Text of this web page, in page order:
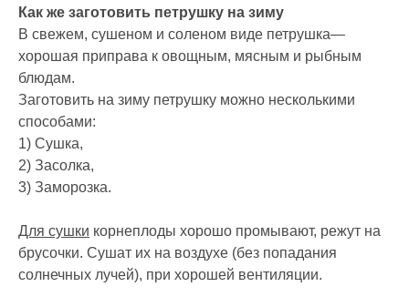
Как же заготовить петрушку на зиму
В свежем, сушеном и соленом виде петрушка—
хорошая приправа к овощным, мясным и рыбным
блюдам.
Заготовить на зиму петрушку можно несколькими
способами:
1) Сушка,
2) Засолка,
3) Заморозка.
Для сушки корнеплоды хорошо промывают, режут на
брусочки. Сушат их на воздухе (без попадания
солнечных лучей), при хорошей вентиляции.